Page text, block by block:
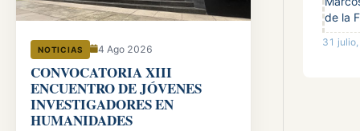
NOTICIAS 4 Ago 2026
CONVOCATORIA XIII
ENCUENTRO DE JÓVENES
INVESTIGADORES EN
HUMANIDADES
de la
31